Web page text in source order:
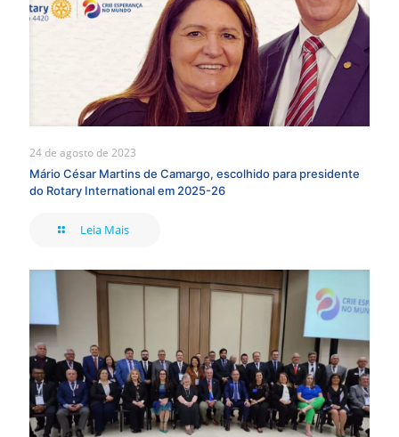
24 de agosto de 2023
Mário César Martins de Camargo, escolhido para presidente
do Rotary International em 2025-26
Leia Mais